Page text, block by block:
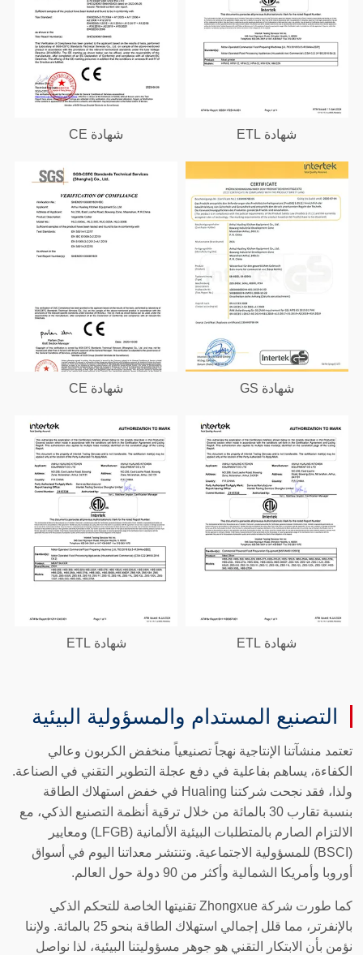
شهادة ETL شهادة CE
شهادة GS شهادة CE
شهادة ETL شهادة ETL
التصنيع المستدام والمسؤولية البيئية
تعتمد منشآتنا الإنتاجية نهجاً تصنيعياً منخفض الكربون وعالي
الكفاءة، يساهم بفاعلية في دفع عجلة التطوير التقني في الصناعة.
ولذا، فقد نجحت شركتنا Hualing في خفض استهلاك الطاقة
بنسبة تقارب 30 بالمائة من خلال ترقية أنظمة التصنيع الذكي، مع
الالتزام الصارم بالمتطلبات البيئية الألمانية (LFGB) ومعايير
(BSCI) للمسؤولية الاجتماعية. وتنتشر معداتنا اليوم في أسواق
أوروبا وأمريكا الشمالية وأكثر من 90 دولة حول العالم.
كما طورت شركة Zhongxue تقنيتها الخاصة للتحكم الذكي
بالإنفرتر، مما قلل إجمالي استهلاك الطاقة بنحو 25 بالمائة. ولإننا
نؤمن بأن الابتكار التقني هو جوهر مسؤوليتنا البيئية، لذا نواصل